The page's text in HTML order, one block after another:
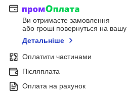
Ви отримаєте замовлення
або гроші повернуться на вашу
Детальніше
Оплатити частинами
Післяплата
Оплата на рахунок